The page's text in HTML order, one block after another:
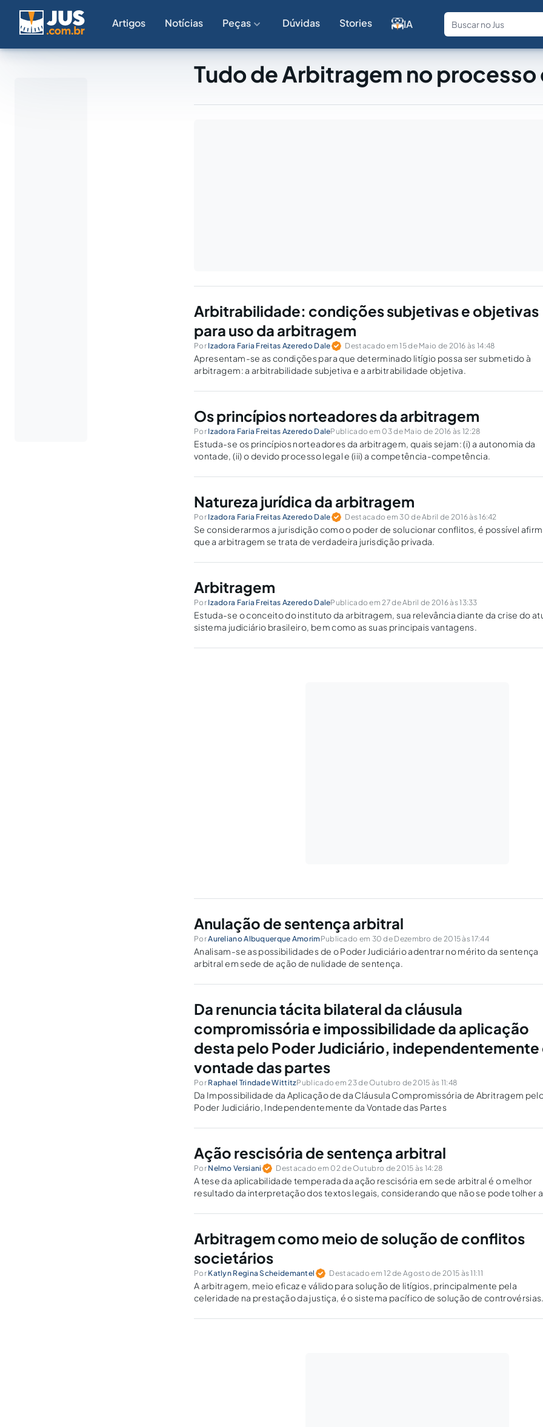
Artigos Notícias Peças Dúvidas Stories IA
Fale com
Tudo de Arbitragem no processo
Arbitrabilidade: condições subjetivas e objetivas
para uso da arbitragem
Por Izadora Faria Freitas Azeredo Dale Destacado em 15 de Maio de 2016 às 14:48
Apresentam-se as condições para que determinado litígio possa ser submetido à
arbitragem: a arbitrabilidade subjetiva e a arbitrabilidade objetiva.
Os princípios norteadores da arbitragem
Por Izadora Faria Freitas Azeredo DalePublicado em 03 de Maio de 2016 às 12:28
Estuda-se os princípios norteadores da arbitragem, quais sejam: (i) a autonomia da
vontade, (ii) o devido processo legal e (iii) a competência-competência.
Natureza jurídica da arbitragem
Por Izadora Faria Freitas Azeredo Dale Destacado em 30 de Abril de 2016 às 16:42
Se considerarmos a jurisdição como o poder de solucionar conflitos, é possível
que a arbitragem se trata de verdadeira jurisdição privada.
Arbitragem
Por Izadora Faria Freitas Azeredo DalePublicado em 27 de Abril de 2016 às 13:33
Estuda-se o conceito do instituto da arbitragem, sua relevância diante da crise do
sistema judiciário brasileiro, bem como as suas principais vantagens.
Anulação de sentença arbitral
PorAureliano Albuquerque AmorimPublicado em 30 de Dezembro de 2015 às 17:44
Analisam-se as possibilidades de o Poder Judiciário adentrar no mérito da sentença
arbitral em sede de ação de nulidade de sentença.
Da renuncia tácita bilateral da cláusula
compromissória e impossibilidade da aplicação
desta pelo Poder Judiciário, independentemente
vontade das partes
Por Raphael Trindade WittitzPublicado em 23 de Outubro de 2015 às 11:48
Da Impossibilidade da Aplicação de da Cláusula Compromissória de Abritragem
Poder Judiciário, Independentemente da Vontade das Partes
Ação rescisória de sentença arbitral
Por Nelmo Versiani Destacado em 02 de Outubro de 2015 às 14:28
A tese da aplicabilidade temperada da ação rescisória em sede arbitral é o melhor
resultado da interpretação dos textos legais, considerando que não se pode tolher a
arbitral.
Arbitragem como meio de solução de conflitos
societários
Por Katlyn Regina Scheidemantel Destacado em 12 de Agosto de 2015 às 11:11
A arbitragem, meio eficaz e válido para solução de litígios, principalmente pela
celeridade na prestação da justiça, é o sistema pacífico de solução de controvérsias